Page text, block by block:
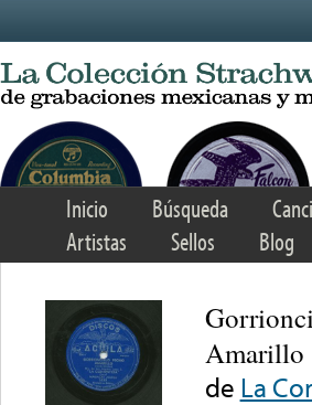
Inicio Búsqueda
Artistas
Sellos Blog
Amarillo
de La